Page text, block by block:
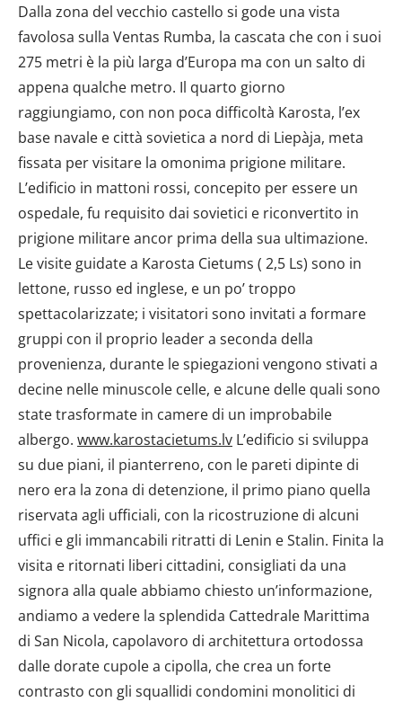
Dalla zona del vecchio castello si gode una vista
favolosa sulla Ventas Rumba, la cascata che con i suoi
275 metri è la più larga d’Europa ma con un salto di
appena qualche metro. Il quarto giorno
raggiungiamo, con non poca difficoltà Karosta, l’ex
base navale e città sovietica a nord di Liepàja, meta
fissata per visitare la omonima prigione militare.
L’edificio in mattoni rossi, concepito per essere un
ospedale, fu requisito dai sovietici e riconvertito in
prigione militare ancor prima della sua ultimazione.
Le visite guidate a Karosta Cietums ( 2,5 Ls) sono in
lettone, russo ed inglese, e un po’ troppo
spettacolarizzate; i visitatori sono invitati a formare
gruppi con il proprio leader a seconda della
provenienza, durante le spiegazioni vengono stivati a
decine nelle minuscole celle, e alcune delle quali sono
state trasformate in camere di un improbabile
albergo. www.karostacietums.lv L’edificio si sviluppa
su due piani, il pianterreno, con le pareti dipinte di
nero era la zona di detenzione, il primo piano quella
riservata agli ufficiali, con la ricostruzione di alcuni
uffici e gli immancabili ritratti di Lenin e Stalin. Finita la
visita e ritornati liberi cittadini, consigliati da una
signora alla quale abbiamo chiesto un’informazione,
andiamo a vedere la splendida Cattedrale Marittima
di San Nicola, capolavoro di architettura ortodossa
dalle dorate cupole a cipolla, che crea un forte
contrasto con gli squallidi condomini monolitici di